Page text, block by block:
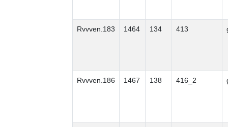
Rvvven.183 1464 134 413
Rvvven.186 1467 138 416_2